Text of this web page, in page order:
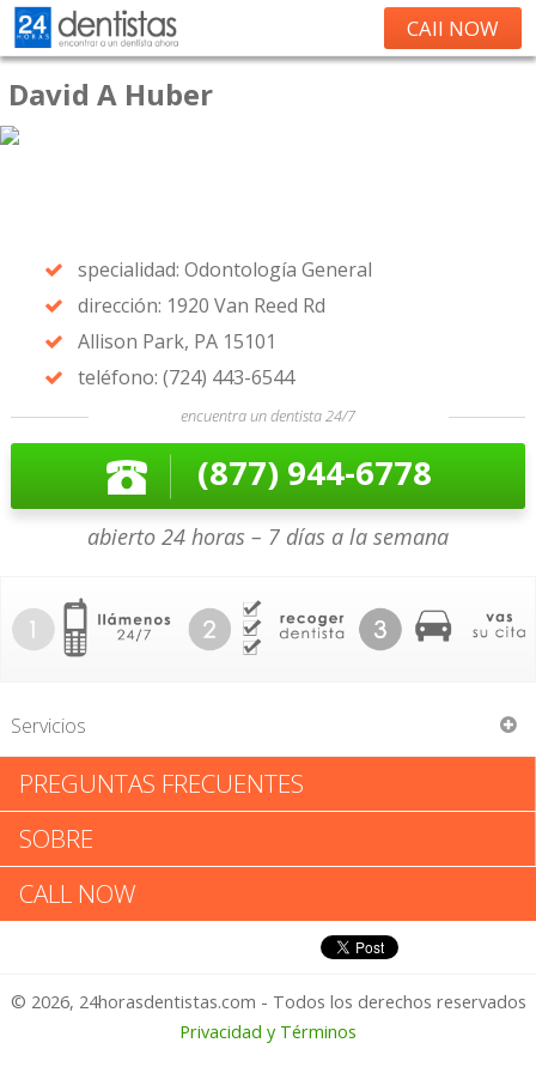
CAll NOW
David A Huber
specialidad: Odontología General
dirección: 1920 Van Reed Rd
Allison Park, PA 15101
teléfono: (724) 443-6544
encuentra un dentista 24/7
(877) 944-6778
abierto 24 horas – 7 días a la semana
Servicios
David A Huber
David A Huber: Califica tu
Experiencia
1 – No Feliz
PREGUNTAS FRECUENTES
SOBRE
CALL NOW
© 2026, 24horasdentistas.com - Todos los derechos reservados
Privacidad y Términos